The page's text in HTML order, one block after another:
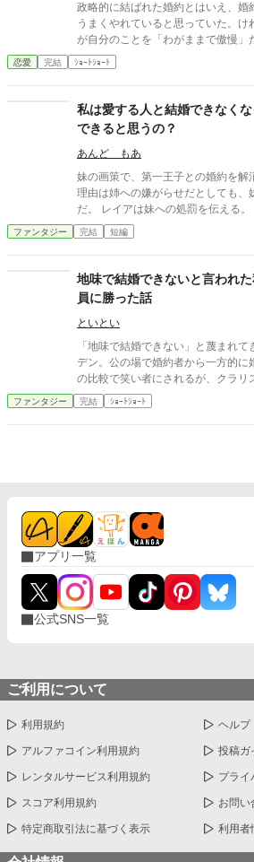
政略的に結ばれた婚約とはいえ、婚
うまくやれていると思っていた。
が自分のことを「わがままで傲慢」
居合わせてしまう。話を聞いている
がメアリのわがままで結ばれたもの
恋愛 完結 ｼｮｰﾄｼｮｰﾄ
私は愛する人と結婚できなく
できると思うの？
あんど もあ
妹の画策で、第一王子との婚約を解
理由は姉への嫌がらせだとしても、
だ。 レイアは妹への処罰を伝える。 「あなたも婚約解消しなさ
い」
ファンタジー 完結 短編
地味で結婚できないと言われ
員に勝った話
といとい
「地味で結婚できない」と蔑まれ
デン。公の場で婚約者から一方的に
の比較で笑い者にされるが、クラ
―。周到に集めた証拠と知略を武器
き、見下してきた者たちを鮮やかに
ファンタジー 完結 ｼｮｰﾄｼｮｰﾄ
アプリ一覧
公式SNS一覧
ご利用について
利用規約 ヘルプ
アルファコイン利用規約 投稿ガ
レンタルサービス利用規約 プライ
スコア利用規約 お問い
特定商取引法に基づく表示 利用者